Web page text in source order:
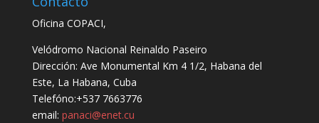
Oficina COPACI,
Velódromo Nacional Reinaldo Paseiro
Dirección: Ave Monumental Km 4 1/2, Habana del
Este, La Habana, Cuba
Telefóno:+537 7663776
email: panaci@enet.cu